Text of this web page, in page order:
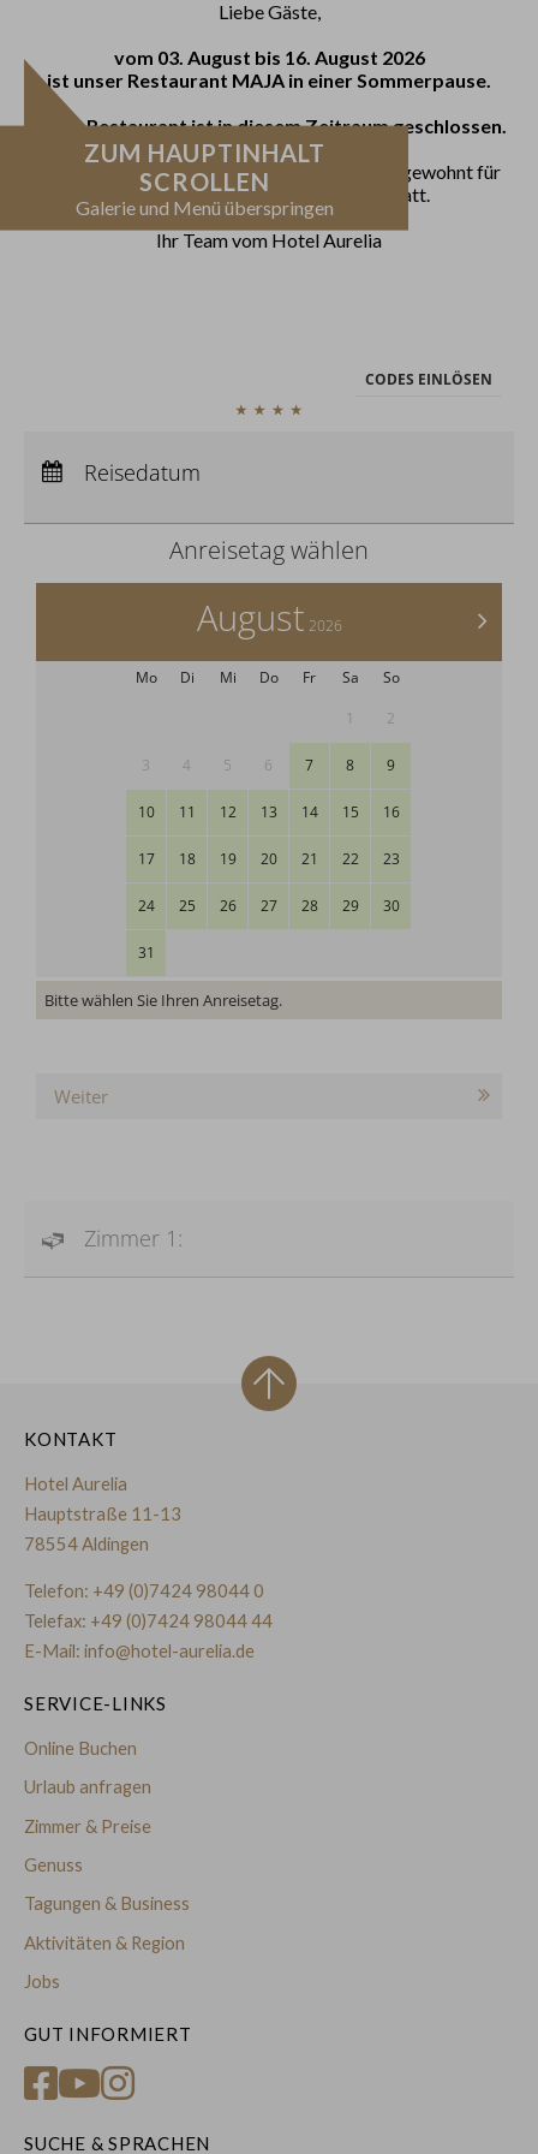
Liebe Gäste,
vom 03. August bis 16. August 2026
ist unser Restaurant MAJA in einer Sommerpause.
Unser Restaurant ist in diesem Zeitraum geschlossen.
Das Hotel ist geöffnet, Frühstück findet wie gewohnt für
Hotelgäste und für externe Gäste statt.
Ihr Team vom Hotel Aurelia
ZUM HAUPTINHALT
SCROLLEN
Galerie und Menü überspringen
RESERVIEREN
CODES EINLÖSEN
Codes einlösen
Hier können Sie Ihre Aktionscodes
oder Gutscheine einlösen.
Aktuell akzeptieren wir folgende
Codes:
Buchungscode
Abreise:keine Auswahl
Reisedatum
Anreisetag wählen
>
August 2026
Mo Di Mi Do Fr Sa
So
1
2
3 4 5 6 7 8 9
10 11 12 13 14 15 16
17 18 19 20 21 22 23
24 25 26 27 28 29 30
31
Bitte wählen Sie Ihren Anreisetag.
Weiter
Zimmer 1:
KONTAKT
Hotel Aurelia
Hauptstraße 11-13
78554 Aldingen
Telefon: +49 (0)7424 98044 0
Telefax: +49 (0)7424 98044 44
E-Mail: info@hotel-aurelia.de
SERVICE-LINKS
Online Buchen
Urlaub anfragen
Zimmer & Preise
Genuss
Tagungen & Business
Aktivitäten & Region
Jobs
GUT INFORMIERT
SUCHE & SPRACHEN